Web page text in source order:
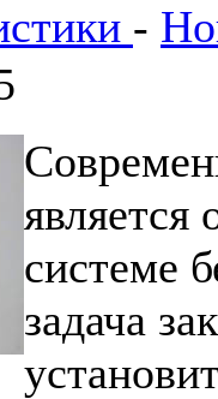
-
системе
задача